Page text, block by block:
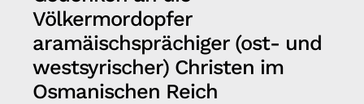
Literatur und Links
Kontakt
Völkermordopfer
aramäischsprächiger (ost- und
westsyrischer) Christen im
Osmanischen Reich